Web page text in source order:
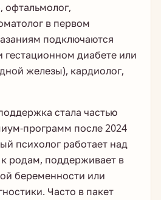
офтальмолог,
в первом
подключаются
гестационном диабете или
железы), кардиолог,
стала частью
программ после 2024
психолог работает над
родам, поддерживает в
беременности или
Часто в пакет